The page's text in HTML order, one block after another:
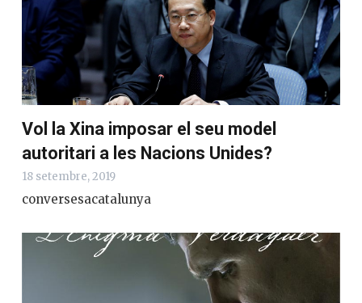
Vol la Xina imposar el seu model
autoritari a les Nacions Unides?
18 setembre, 2019
conversesacatalunya